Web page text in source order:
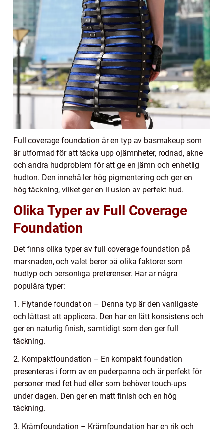
Full coverage foundation är en typ av basmakeup som
är utformad för att täcka upp ojämnheter, rodnad, akne
och andra hudproblem för att ge en jämn och enhetlig
hudton. Den innehåller hög pigmentering och ger en
hög täckning, vilket ger en illusion av perfekt hud.
Olika Typer av Full Coverage
Foundation
Det finns olika typer av full coverage foundation på
marknaden, och valet beror på olika faktorer som
hudtyp och personliga preferenser. Här är några
populära typer:
1. Flytande foundation – Denna typ är den vanligaste
och lättast att applicera. Den har en lätt konsistens och
ger en naturlig finish, samtidigt som den ger full
täckning.
2. Kompaktfoundation – En kompakt foundation
presenteras i form av en puderpanna och är perfekt för
personer med fet hud eller som behöver touch-ups
under dagen. Den ger en matt finish och en hög
täckning.
3. Krämfoundation – Krämfoundation har en rik och